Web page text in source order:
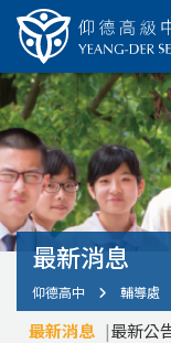
最新消息
仰德高中 輔導處
最新消息 最新公